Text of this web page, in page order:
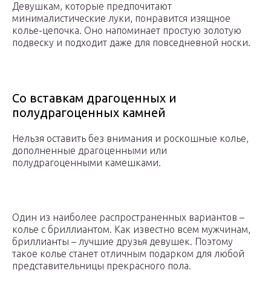
Девушкам, которые предпочитают
минималистические луки, понравится изящное
колье-цепочка. Оно напоминает простую золотую
подвеску и подходит даже для повседневной носки.
Со вставкам драгоценных и
полудрагоценных камней
Нельзя оставить без внимания и роскошные колье,
дополненные драгоценными или
полудрагоценными камешками.
Один из наиболее распространенных вариантов –
колье с бриллиантом. Как известно всем мужчинам,
бриллианты – лучшие друзья девушек. Поэтому
такое колье станет отличным подарком для любой
представительницы прекрасного пола.